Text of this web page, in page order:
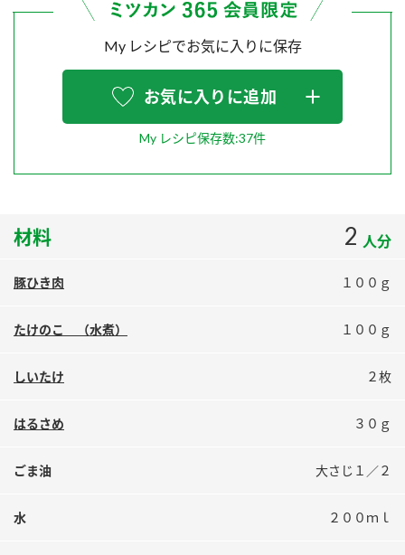
炊き込みご飯の素 米飯用調味液
PIN印
スペシャルサイト
納豆の豆知識
鍋奉行マニュアル
ロングセラー商品 ＋ おすすめレシピ
人気商品 ＋ おすすめレシピ
ZENB initiative
MIM（ミツカンミュージアム）
販売終了製品のご案内
よくあるご質問
ミツカン公式通販
My レシピでお気に入りに保存
お気に入りに追加
My レシピ保存数:37件
材料 2 人分
豚ひき肉 １００ｇ
たけのこ （水煮） １００ｇ
しいたけ ２枚
はるさめ ３０ｇ
ごま油 大さじ１／２
水 ２００ｍｌ